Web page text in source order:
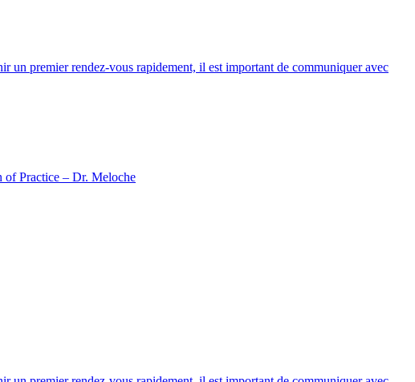
un premier rendez-vous rapidement, il est important de communiquer avec
of Practice – Dr. Meloche